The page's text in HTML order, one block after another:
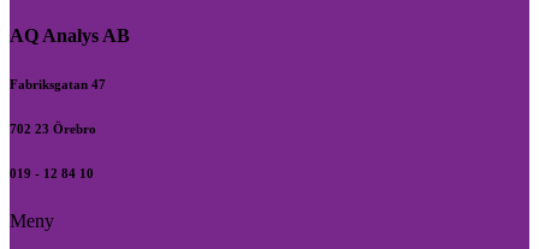
AQ Analys AB
Fabriksgatan 47
702 23 Örebro
019 - 12 84 10
Meny